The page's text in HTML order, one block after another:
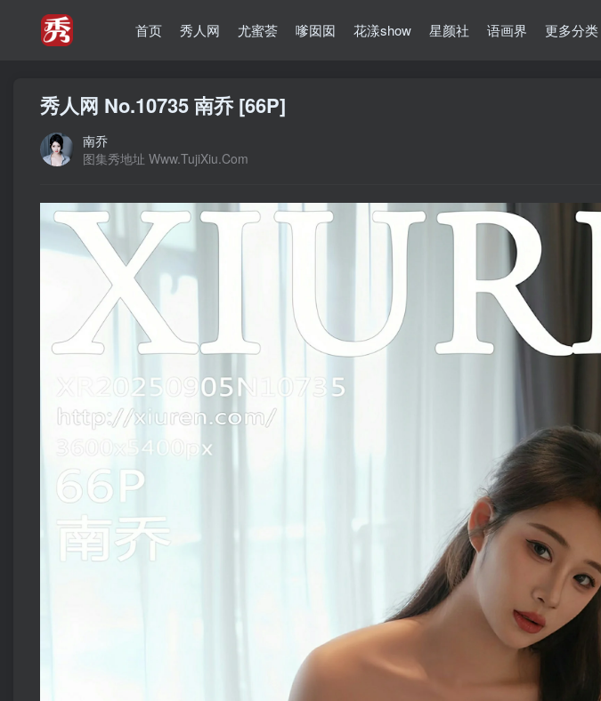
首页 秀人网 尤蜜荟 嗲囡囡 花漾show 星颜社 语画界 更多分类
秀人网 No.10735 南乔 [66P]
南乔
图集秀地址 Www.TujiXiu.Com